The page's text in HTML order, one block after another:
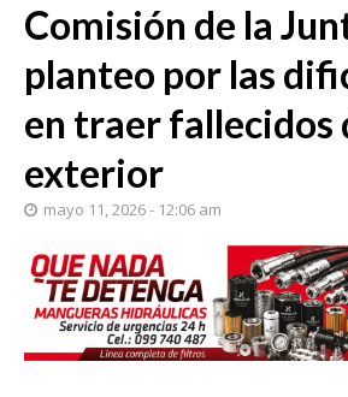
Comisión de la
planteo por las
en traer fallecidos
exterior
mayo 11, 2026 - 12:06 am